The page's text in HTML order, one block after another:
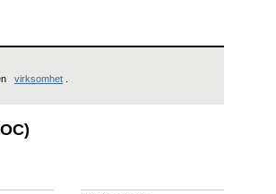
virksomhet